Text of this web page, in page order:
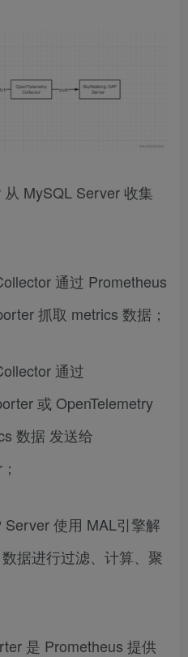
MySQL Server 收集
通过 Prometheus
抓取 metrics 数据；
通过
或 OpenTelemetry
数据 发送给
使用 MAL引擎解
据进行过滤、计算、聚
是 Prometheus 提供